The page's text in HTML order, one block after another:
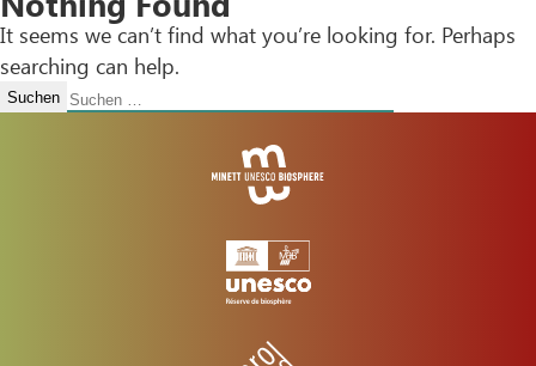
It seems we can’t find what you’re looking for. Perhaps
searching can help.
Suchen